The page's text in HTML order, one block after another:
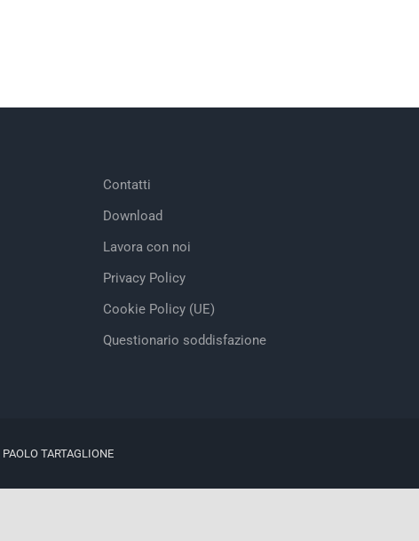
Contatti
Download
Lavora con noi
Privacy Policy
Cookie Policy (UE)
Questionario soddisfazione
PAOLO TARTAGLIONE